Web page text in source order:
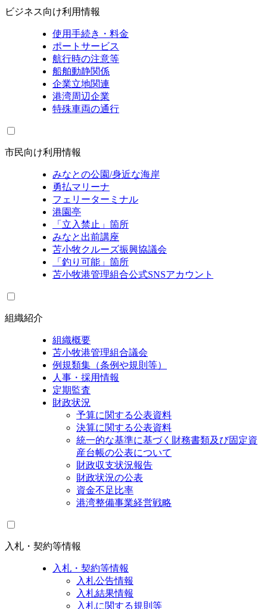
ビジネス向け利用情報
使用手続き・料金
ポートサービス
航行時の注意等
船舶動静関係
企業立地関連
港湾周辺企業
特殊車両の通行
市民向け利用情報
みなとの公園/身近な海岸
勇払マリーナ
フェリーターミナル
港園亭
「立入禁止」箇所
みなと出前講座
苫小牧クルーズ振興協議会
「釣り可能」箇所
苫小牧港管理組合公式SNSアカウント
組織紹介
組織概要
苫小牧港管理組合議会
例規類集（条例や規則等）
人事・採用情報
定期監査
財政状況
予算に関する公表資料
決算に関する公表資料
統一的な基準に基づく財務書類及び固定資
産台帳の公表について
財政収支状況報告
財政状況の公表
資金不足比率
港湾整備事業経営戦略
入札・契約等情報
入札・契約等情報
入札公告情報
入札結果情報
入札に関する規則等